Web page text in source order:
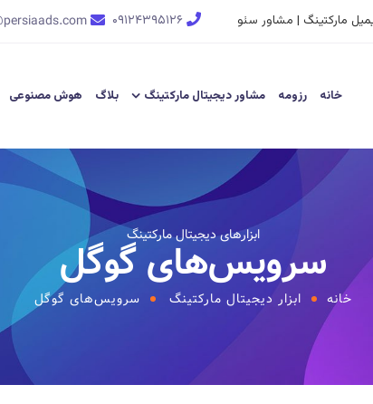
مارکتینگ | مشاور سئو
خانه رزومه مشاور دیجیتال مارکتینگ بلاگ هوش مصنوعی
ابزارهای دیجیتال مارکتینگ
سرویس‌های گوگل
خانه ابزار دیجیتال مارکتینگ سرویس‌های گوگل